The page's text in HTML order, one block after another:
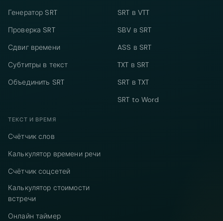
Генератор SRT
Проверка SRT
Сдвиг времени
Субтитры в текст
Объединить SRT
SRT в VTT
SBV в SRT
ASS в SRT
TXT в SRT
SRT в TXT
SRT to Word
ТЕКСТ И ВРЕМЯ
Счётчик слов
Калькулятор времени речи
Счётчик соцсетей
Калькулятор стоимости
встречи
Онлайн таймер